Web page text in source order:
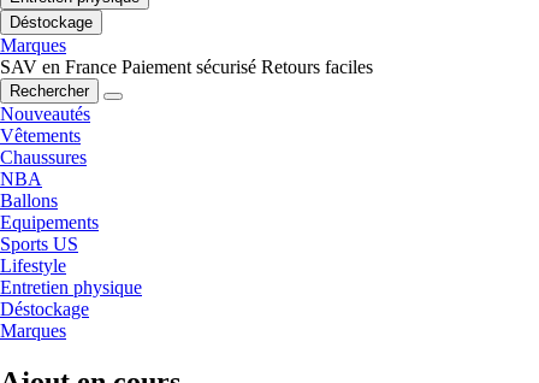
Déstockage
Marques
SAV en France Paiement sécurisé Retours faciles
Rechercher
Nouveautés
Vêtements
Chaussures
NBA
Ballons
Equipements
Sports US
Lifestyle
Entretien physique
Déstockage
Marques